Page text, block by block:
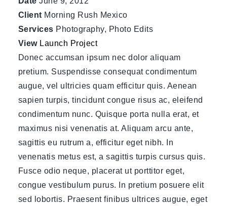
Client Morning Rush Mexico
Services Photography, Photo Edits
View Launch Project
Donec accumsan ipsum nec dolor aliquam
pretium. Suspendisse consequat condimentum
augue, vel ultricies quam efficitur quis. Aenean
sapien turpis, tincidunt congue risus ac, eleifend
condimentum nunc. Quisque porta nulla erat, et
maximus nisi venenatis at. Aliquam arcu ante,
sagittis eu rutrum a, efficitur eget nibh. In
venenatis metus est, a sagittis turpis cursus quis.
Fusce odio neque, placerat ut porttitor eget,
congue vestibulum purus. In pretium posuere elit
sed lobortis. Praesent finibus ultrices augue, eget